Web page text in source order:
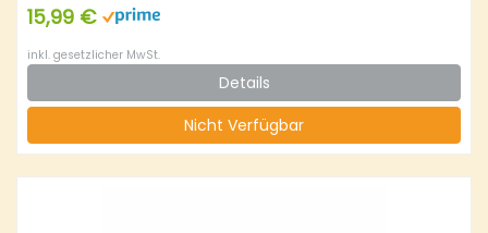
15,99 €
inkl. gesetzlicher MwSt.
Details
Nicht Verfügbar